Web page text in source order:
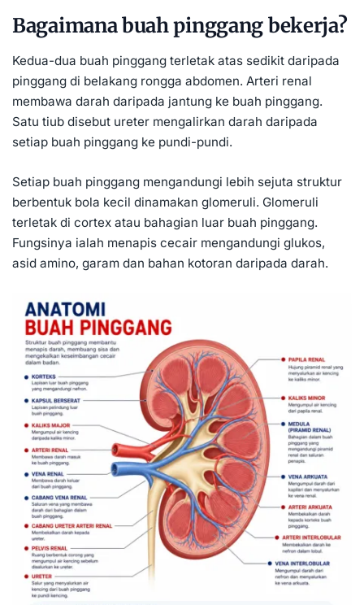
Bagaimana buah pinggang bekerja?
Kedua-dua buah pinggang terletak atas sedikit daripada
pinggang di belakang rongga abdomen. Arteri renal
membawa darah daripada jantung ke buah pinggang.
Satu tiub disebut ureter mengalirkan darah daripada
setiap buah pinggang ke pundi-pundi.
Setiap buah pinggang mengandungi lebih sejuta struktur
berbentuk bola kecil dinamakan glomeruli. Glomeruli
terletak di cortex atau bahagian luar buah pinggang.
Fungsinya ialah menapis cecair mengandungi glukos,
asid amino, garam dan bahan kotoran daripada darah.